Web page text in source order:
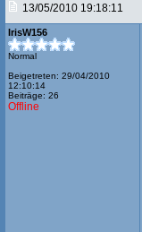
13/05/2010 19:18:11
IrisW156
Normal
Beigetreten: 29/04/2010
12:10:14
Beiträge: 26
Offline